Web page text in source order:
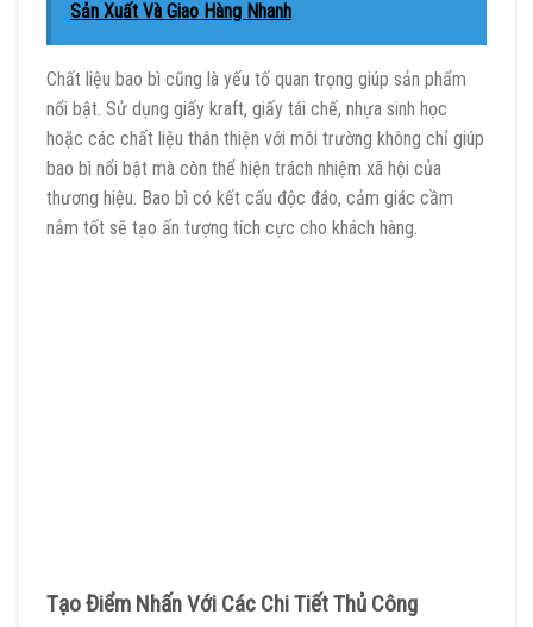
Sản Xuất Và Giao Hàng Nhanh
Chất liệu bao bì cũng là yếu tố quan trọng giúp sản phẩm
nổi bật. Sử dụng giấy kraft, giấy tái chế, nhựa sinh học
hoặc các chất liệu thân thiện với môi trường không chỉ giúp
bao bì nổi bật mà còn thể hiện trách nhiệm xã hội của
thương hiệu. Bao bì có kết cấu độc đáo, cảm giác cầm
nắm tốt sẽ tạo ấn tượng tích cực cho khách hàng.
Tạo Điểm Nhấn Với Các Chi Tiết Thủ Công